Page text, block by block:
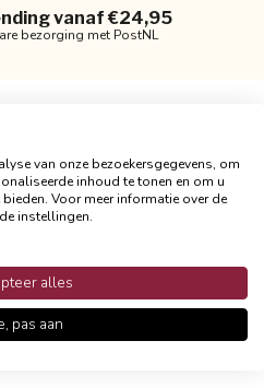
vanaf €24,95
bezorging met PostNL
Zwart | 45 x 22,95
van onze bezoekersgegevens, om
inhoud te tonen en om u
Voor meer informatie over de
instellingen.
alles
pas aan